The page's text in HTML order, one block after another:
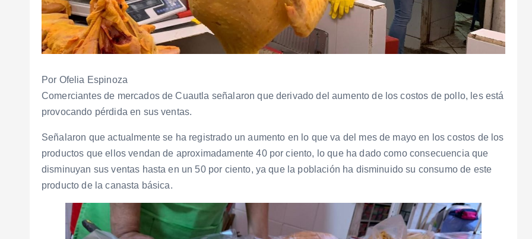
Por Ofelia Espinoza
Comerciantes de mercados de Cuautla señalaron que derivado del aumento de los costos de pollo, les está
provocando pérdida en sus ventas.
Señalaron que actualmente se ha registrado un aumento en lo que va del mes de mayo en los costos de los
productos que ellos vendan de aproximadamente 40 por ciento, lo que ha dado como consecuencia que
disminuyan sus ventas hasta en un 50 por ciento, ya que la población ha disminuido su consumo de este
producto de la canasta básica.